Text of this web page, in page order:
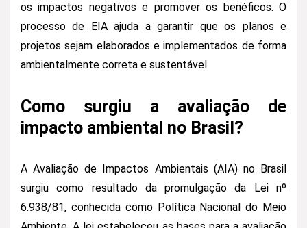
os impactos negativos e promover os benéficos. O
processo de EIA ajuda a garantir que os planos e
projetos sejam elaborados e implementados de forma
ambientalmente correta e sustentável
Como surgiu a avaliação de
impacto ambiental no Brasil?
A Avaliação de Impactos Ambientais (AIA) no Brasil
surgiu como resultado da promulgação da Lei nº
6.938/81, conhecida como Política Nacional do Meio